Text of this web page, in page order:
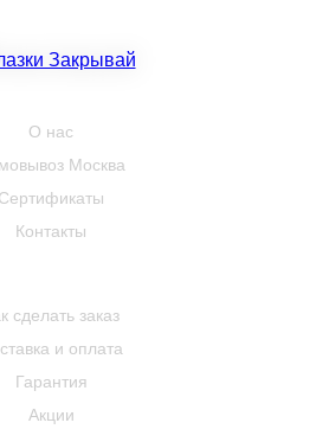
О нас
Москва
Сертификаты
Контакты
сделать заказ
и оплата
Гарантия
Акции